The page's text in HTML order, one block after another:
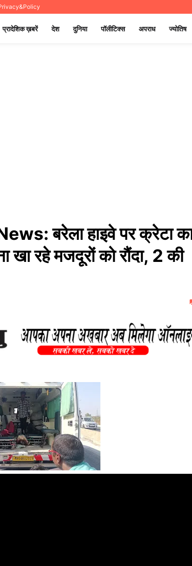
प्रादेशिक ख़बरें देश दुनिया पॉलीटिक्स अपराध ज्योतिष
बरेला हाइवे पर क्रेटा
रहे मजदूरों को रौंदा, 2 की